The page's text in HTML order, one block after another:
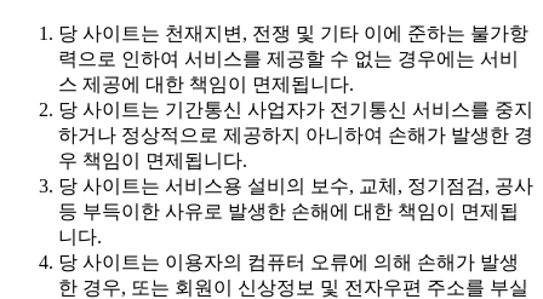
당 사이트는 천재지변, 전쟁 및 기타 이에 준하는 불가항
력으로 인하여 서비스를 제공할 수 없는 경우에는 서비
스 제공에 대한 책임이 면제됩니다.
당 사이트는 기간통신 사업자가 전기통신 서비스를 중지
하거나 정상적으로 제공하지 아니하여 손해가 발생한 경
우 책임이 면제됩니다.
당 사이트는 서비스용 설비의 보수, 교체, 정기점검, 공사
등 부득이한 사유로 발생한 손해에 대한 책임이 면제됩
니다.
당 사이트는 이용자의 컴퓨터 오류에 의해 손해가 발생
한 경우, 또는 회원이 신상정보 및 전자우편 주소를 부실